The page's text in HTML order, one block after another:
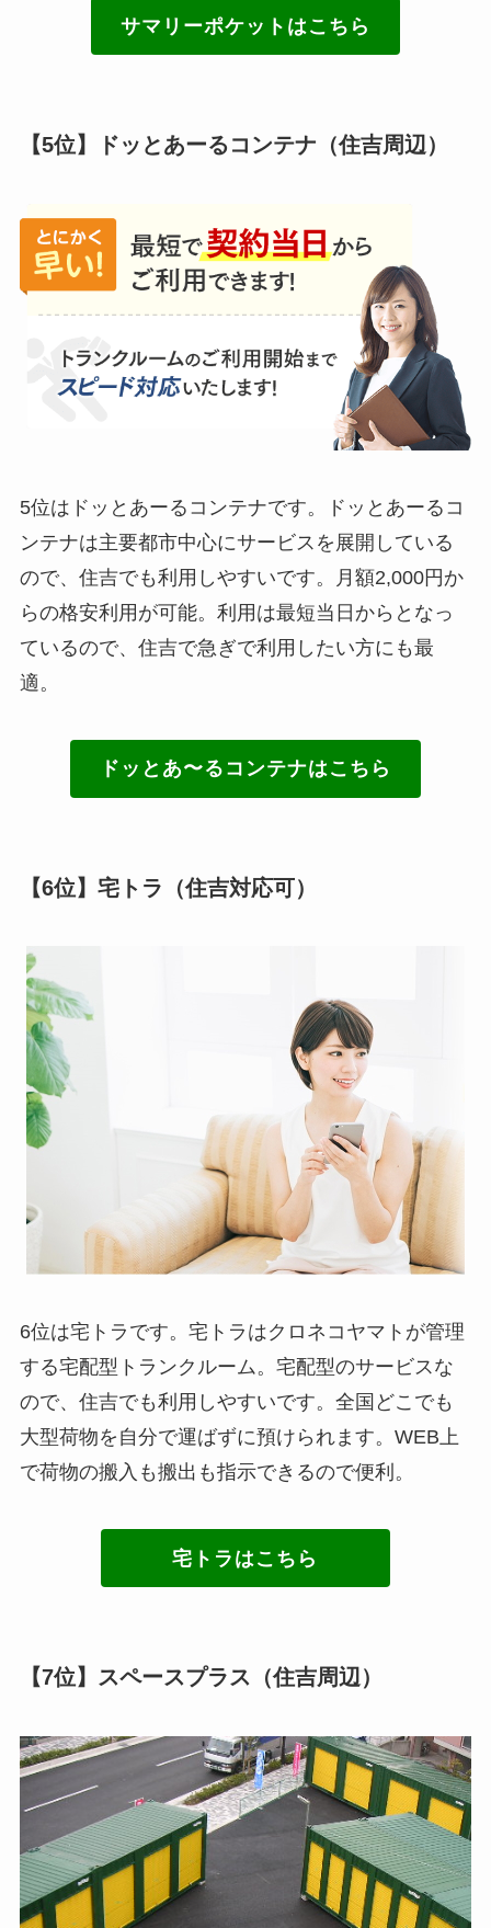
サマリーポケットはこちら
【5位】ドッとあーるコンテナ（住吉周辺）
5位はドッとあーるコンテナです。ドッとあーるコ
ンテナは主要都市中心にサービスを展開している
ので、住吉でも利用しやすいです。月額2,000円か
らの格安利用が可能。利用は最短当日からとなっ
ているので、住吉で急ぎで利用したい方にも最
適。
ドッとあ〜るコンテナはこちら
【6位】宅トラ（住吉対応可）
6位は宅トラです。宅トラはクロネコヤマトが管理
する宅配型トランクルーム。宅配型のサービスな
ので、住吉でも利用しやすいです。全国どこでも
大型荷物を自分で運ばずに預けられます。WEB上
で荷物の搬入も搬出も指示できるので便利。
宅トラはこちら
【7位】スペースプラス（住吉周辺）